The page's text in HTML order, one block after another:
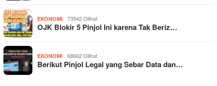
EKONOMI 73542 Dilihat
OJK Blokir 5 Pinjol Ini karena Tak Beriz…
EKONOMI 68662 Dilihat
Berikut Pinjol Legal yang Sebar Data dan…